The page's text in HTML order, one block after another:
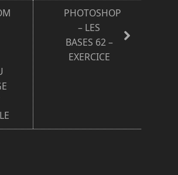
PHOTOSHOP
– LES
BASES 62 –
EXERCICE